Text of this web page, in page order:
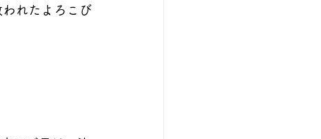
れたよろこび